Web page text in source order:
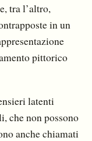
tra l’altro,
in un
pittorico
latenti
che non possono
anche chiamati